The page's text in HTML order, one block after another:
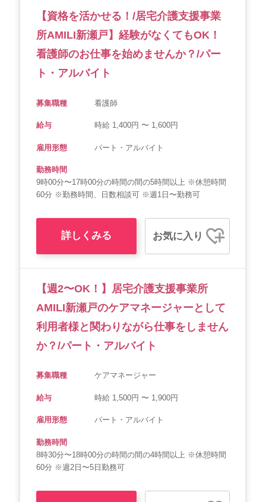
【資格を活かせる！/居宅介護支援事業
所AMILI新瀬戸】経験がなくてもOK！
看護師のお仕事を始めませんか？/パー
ト・アルバイト
募集職種 看護師
給与 時給 1,400円 〜 1,600円
雇用形態 パート・アルバイト
勤務時間
9時00分〜17時00分の時間の間の5時間以上 ※休憩時間
60分 ※勤務時間、日数相談可 ※週1日〜勤務可
詳しくみる お気に入り
【週2〜OK！】居宅介護支援事業所
AMILI新瀬戸のケアマネージャーとして
利用者様と関わりながら仕事をしません
か？/パート・アルバイト
募集職種 ケアマネージャー
給与 時給 1,500円 〜 1,900円
雇用形態 パート・アルバイト
勤務時間
8時30分〜18時00分の時間の間の4時間以上 ※休憩時間
60分 ※週2日〜5日勤務可